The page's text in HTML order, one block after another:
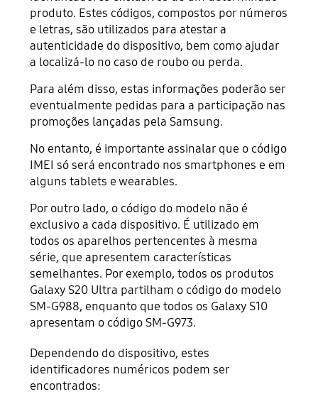
produto. Estes códigos, compostos por números
e letras, são utilizados para atestar a
autenticidade do dispositivo, bem como ajudar
a localizá-lo no caso de roubo ou perda.
Para além disso, estas informações poderão ser
eventualmente pedidas para a participação nas
promoções lançadas pela Samsung.
No entanto, é importante assinalar que o código
IMEI só será encontrado nos smartphones e em
alguns tablets e wearables.
Por outro lado, o código do modelo não é
exclusivo a cada dispositivo. É utilizado em
todos os aparelhos pertencentes à mesma
série, que apresentem características
semelhantes. Por exemplo, todos os produtos
Galaxy S20 Ultra partilham o código do modelo
SM-G988, enquanto que todos os Galaxy S10
apresentam o código SM-G973.
Dependendo do dispositivo, estes
identificadores numéricos podem ser
encontrados: